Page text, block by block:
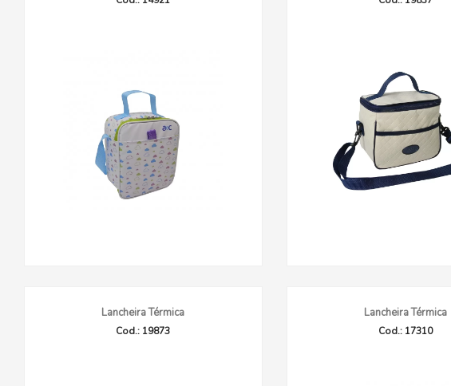
Lancheira Térmica
Cod.: 19873
Lancheira Térmica
Cod.: 17310